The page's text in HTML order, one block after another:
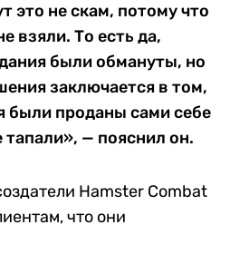
это не скам, потому что
взяли. То есть да,
были обмануты, но
заключается в том,
были проданы сами себе
— пояснил он.
Hamster Combat
что они